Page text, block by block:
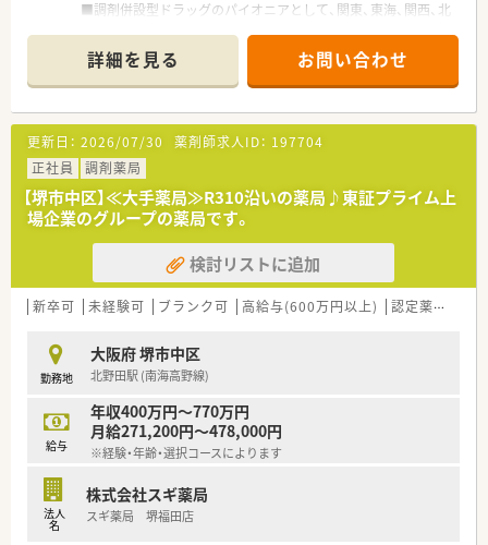
■調剤併設型ドラッグのパイオニアとして、関東、東海、関西、北
■研修制度は様々なプランがあり、集合研修だけでなく任意で受
講可能な研修も幅広く用意されています
■店舗で活躍する従業員、社外で活躍する従業員、将来経営幹部
となる従業員など、薬剤師として様々な活躍ができるフィールド
を用意されています
■総合薬剤師・調剤薬剤師（土日休み・19時までの勤務）どちらか
の働き方を選択できます
■調剤併設型だけでなく「医療モール・クリニック併設店舗」「敷
地内薬局」「訪問調剤特化型店舗」など様々な店舗を運営してい
ます
■在宅医療にも積極的取り組んでおり「訪問調剤特化型店舗」を
50店舗以上、無菌調剤室は業界最多の51店舗設置しています
■「プラチナくるみん認定企業」「健康経営優良法人2023（大規模
法人部門）認定」等を取得し一人ひとりが働きやすい環境が整備
■充実した研修制度、人事制度、評価制度、キャリア支援制度等
があるのも特徴です
詳細を見る お問い合わせ
更新日： 2026/07/30 薬剤師求人ID： 197704
正社員
調剤薬局
【堺市中区】≪大手薬局≫R310沿いの薬局♪東証プライム上
場企業のグループの薬局です。
検討リストに追加
新卒可 未経験可 ブランク可 高給与(600万円以上) 認定薬剤師取得支援あり
勤務地
大阪府 堺市中区
北野田駅 (南海高野線)
給与
年収400万円～770万円
月給271,200円～478,000円
※経験・年齢・選択コースによります
法人
名
株式会社スギ薬局
スギ薬局 堺福田店